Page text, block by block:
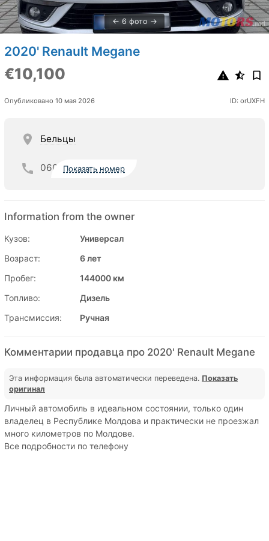
6 фото
2020' Renault Megane
€10,100
Опубликовано 10 мая 2026 ID: orUXFH
Бельцы
060 Показать номер
Information from the owner
Кузов:
Универсал
Возраст:
6 лет
Пробег:
144000 км
Топливо:
Дизель
Трансмиссия:
Ручная
Комментарии продавца про 2020' Renault Megane
Эта информация была автоматически переведена. Показать
оригинал
Личный автомобиль в идеальном состоянии, только один
владелец в Республике Молдова и практически не проезжал
много километров по Молдове.
Все подробности по телефону